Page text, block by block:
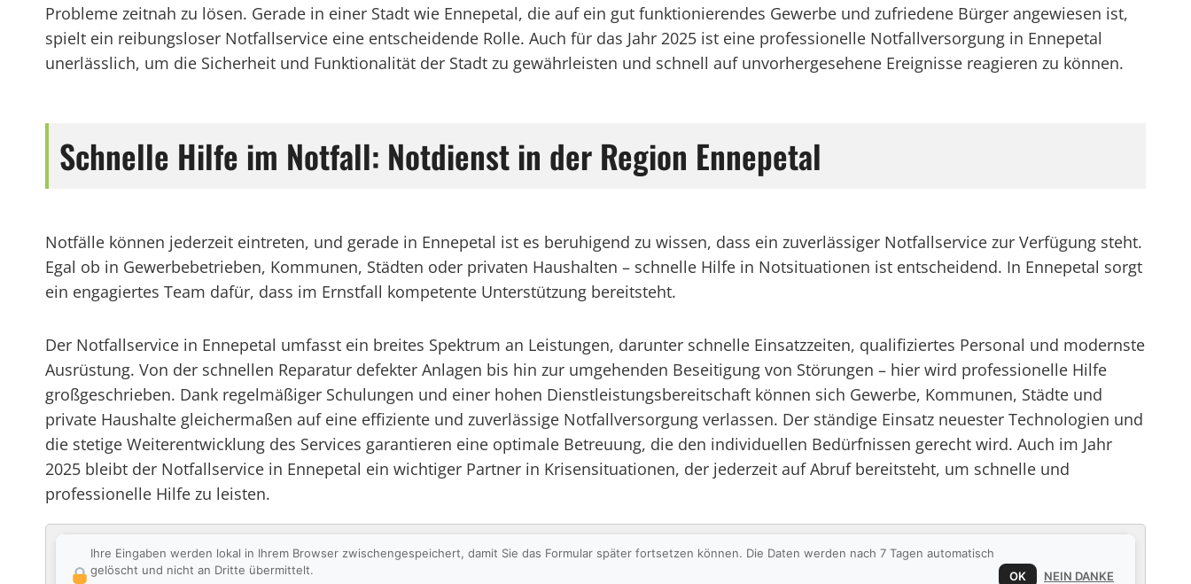
Probleme zeitnah zu lösen. Gerade in einer Stadt wie Ennepetal, die auf ein gut funktionierendes Gewerbe und zufriedene Bürger angewiesen ist,
spielt ein reibungsloser Notfallservice eine entscheidende Rolle. Auch für das Jahr 2025 ist eine professionelle Notfallversorgung in Ennepetal
unerlässlich, um die Sicherheit und Funktionalität der Stadt zu gewährleisten und schnell auf unvorhergesehene Ereignisse reagieren zu können.
Schnelle Hilfe im Notfall: Notdienst in der Region Ennepetal
Notfälle können jederzeit eintreten, und gerade in Ennepetal ist es beruhigend zu wissen, dass ein zuverlässiger Notfallservice zur Verfügung steht.
Egal ob in Gewerbebetrieben, Kommunen, Städten oder privaten Haushalten – schnelle Hilfe in Notsituationen ist entscheidend. In Ennepetal sorgt
ein engagiertes Team dafür, dass im Ernstfall kompetente Unterstützung bereitsteht.
Der Notfallservice in Ennepetal umfasst ein breites Spektrum an Leistungen, darunter schnelle Einsatzzeiten, qualifiziertes Personal und modernste
Ausrüstung. Von der schnellen Reparatur defekter Anlagen bis hin zur umgehenden Beseitigung von Störungen – hier wird professionelle Hilfe
großgeschrieben. Dank regelmäßiger Schulungen und einer hohen Dienstleistungsbereitschaft können sich Gewerbe, Kommunen, Städte und
private Haushalte gleichermaßen auf eine effiziente und zuverlässige Notfallversorgung verlassen. Der ständige Einsatz neuester Technologien und
die stetige Weiterentwicklung des Services garantieren eine optimale Betreuung, die den individuellen Bedürfnissen gerecht wird. Auch im Jahr
2025 bleibt der Notfallservice in Ennepetal ein wichtiger Partner in Krisensituationen, der jederzeit auf Abruf bereitsteht, um schnelle und
professionelle Hilfe zu leisten.
Ihre Eingaben werden lokal in Ihrem Browser zwischengespeichert, damit Sie das Formular später fortsetzen können. Die Daten werden nach 7 Tagen automatisch
gelöscht und nicht an Dritte übermittelt.
OK NEIN DANKE